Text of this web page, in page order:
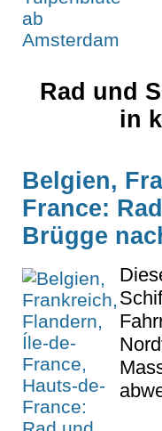
Rad und
in
Belgien,
France:
Brügge